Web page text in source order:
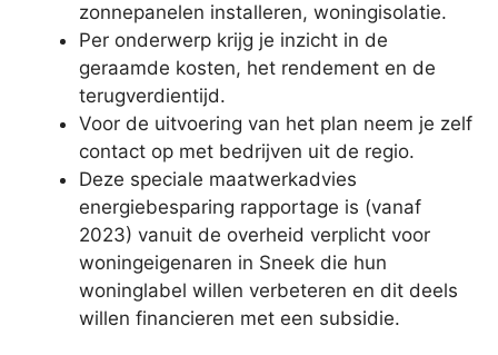
zonnepanelen installeren, woningisolatie.
Per onderwerp krijg je inzicht in de
geraamde kosten, het rendement en de
terugverdientijd.
Voor de uitvoering van het plan neem je zelf
contact op met bedrijven uit de regio.
Deze speciale maatwerkadvies
energiebesparing rapportage is (vanaf
2023) vanuit de overheid verplicht voor
woningeigenaren in Sneek die hun
woninglabel willen verbeteren en dit deels
willen financieren met een subsidie.